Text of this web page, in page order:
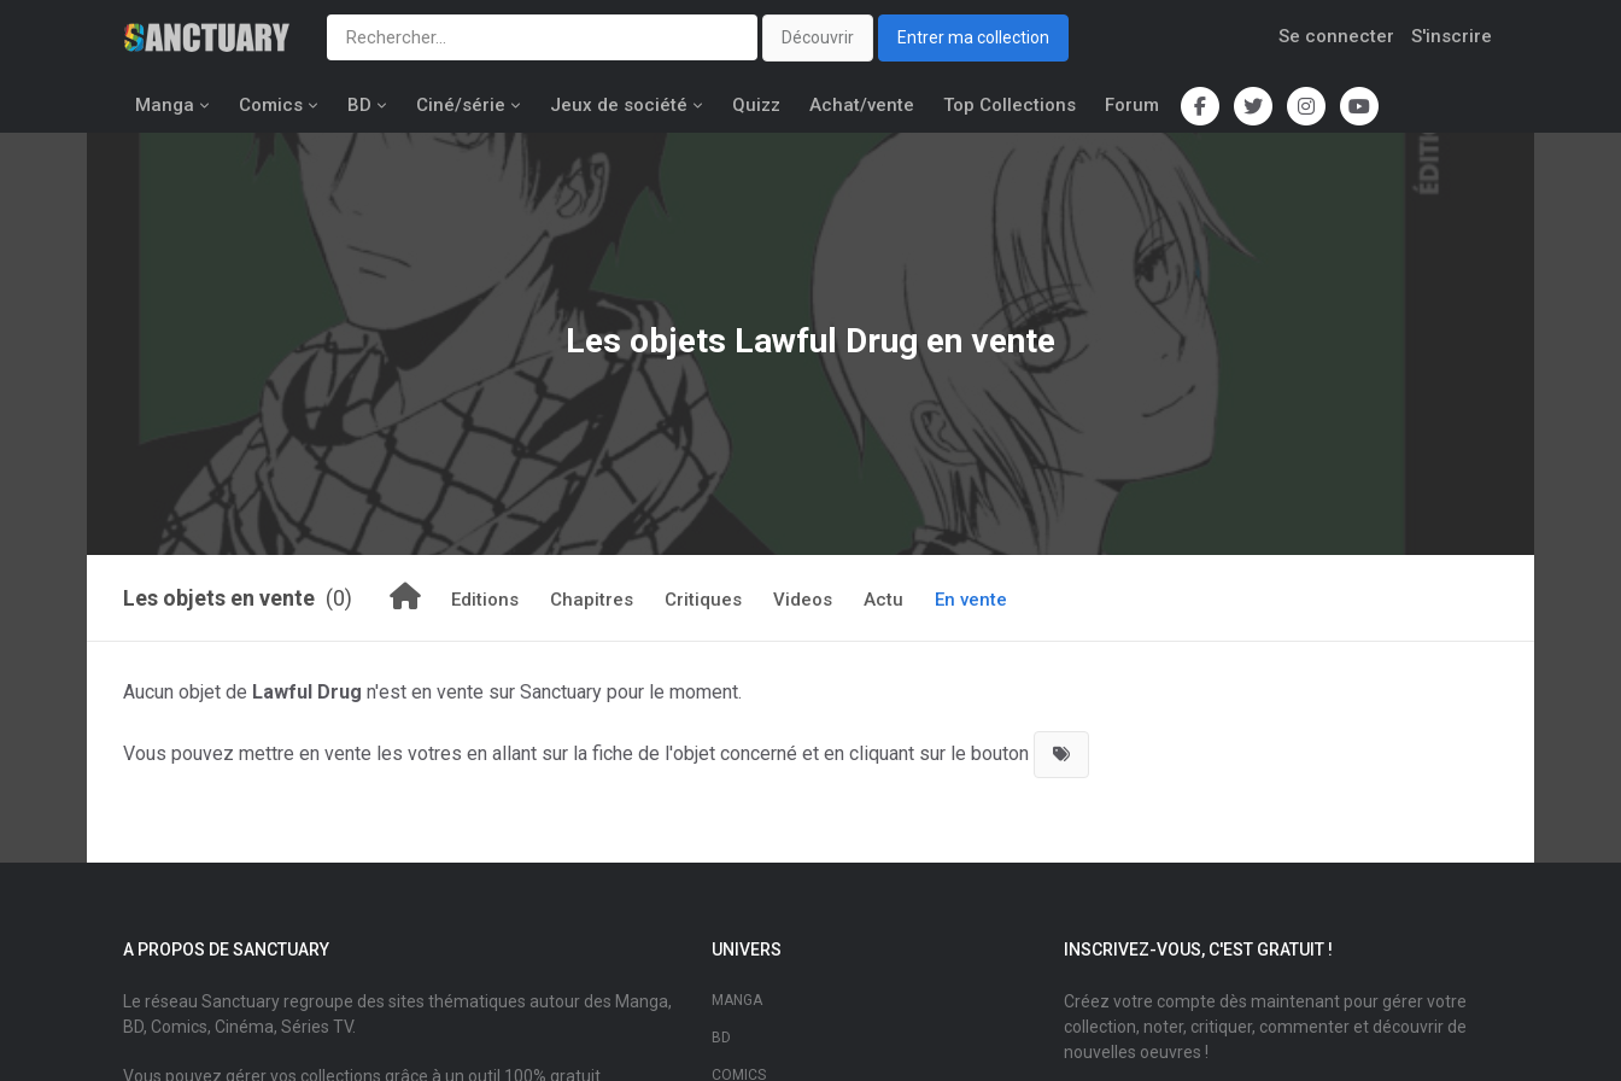
Découvrir Entrer ma collection Se connecter S'inscrire
Manga Comics BD Ciné/série Jeux de société Quizz Achat/vente Top Collections Forum
Les objets Lawful Drug en vente
Les objets en vente (0) Editions Chapitres Critiques Videos Actu En vente
Aucun objet de Lawful Drug n'est en vente sur Sanctuary pour le moment.
Vous pouvez mettre en vente les votres en allant sur la fiche de l'objet concerné et en cliquant sur le bouton
A PROPOS DE SANCTUARY
Le réseau Sanctuary regroupe des sites thématiques autour des Manga,
BD, Comics, Cinéma, Séries TV.
Vous pouvez gérer vos collections grâce à un outil 100% gratuit.
UNIVERS
MANGA
BD
COMICS
INSCRIVEZ-VOUS, C'EST GRATUIT !
Créez votre compte dès maintenant pour gérer votre
collection, noter, critiquer, commenter et découvrir de
nouvelles oeuvres !